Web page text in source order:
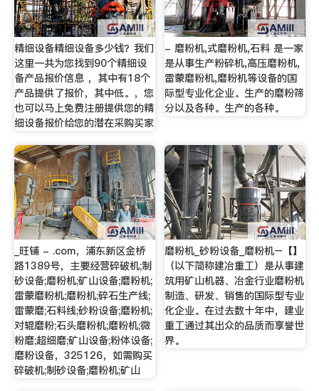
精细设备精细设备多少钱？我们
这里一共为您找到90个精细设
备产品报价信息 ，其中有18个
产品提供了报价，其中低。，您
也可以马上免费注册提供您的精
细设备报价给您的潜在采购买家
- 磨粉机,式磨粉机,石料 是一家
是从事生产粉碎机,高压磨粉机,
雷蒙磨粉机,磨粉机等设备的国
际型专业化企业。生产的磨粉筛
分以及各种。生产的各种。
_旺铺 - .com，浦东新区金桥
路1389号，主要经营碎破机;制
砂设备;磨粉机;矿山设备;磨粉机;
雷蒙磨粉机;磨粉机;碎石生产线;
雷蒙磨;石料线;砂粉设备;磨粉机;
对辊磨粉;石头磨粉机;磨粉机;微
粉磨;超细磨;矿山设备;粉体设备;
磨粉设备，325126，如需购买
碎破机;制砂设备;磨粉机;矿山
磨粉机_砂粉设备_磨粉机–【】
（以下简称建冶重工）是从事建
筑用矿山机器、冶金行业磨粉机
制造、研发、销售的国际型专业
化企业。在过去数十年中，建业
重工通过其出众的品质而享誉世
界。